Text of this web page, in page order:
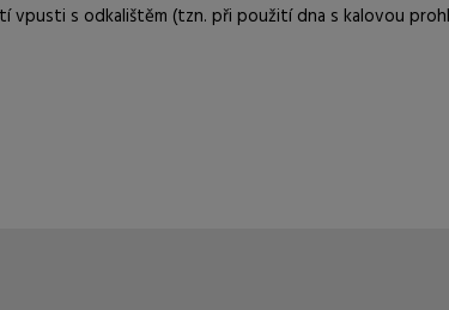
s odkalištěm (tzn. při použití dna s kalovou